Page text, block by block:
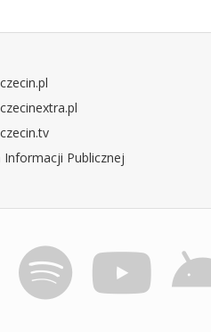
Informacji Publicznej